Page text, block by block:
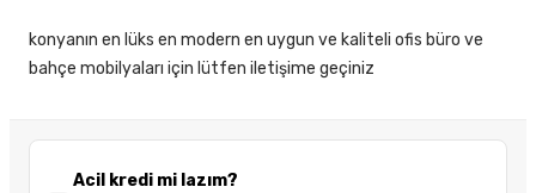
Acil kredi mi lazım?
konyanın en lüks en modern en uygun ve kaliteli ofis büro ve
bahçe mobilyaları için lütfen iletişime geçiniz